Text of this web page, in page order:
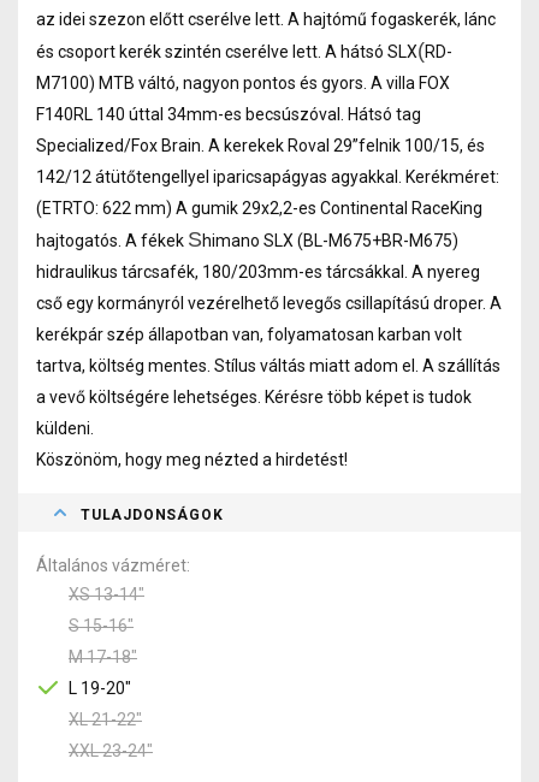
az idei szezon előtt cserélve lett. A hajtómű fogaskerék, lánc
és csoport kerék szintén cserélve lett. A hátsó SLX(RD-
M7100) MTB váltó, nagyon pontos és gyors. A villa FOX
F140RL 140 úttal 34mm-es becsúszóval. Hátsó tag
Specialized/Fox Brain. A kerekek Roval 29”felnik 100/15, és
142/12 átütőtengellyel iparicsapágyas agyakkal. Kerékméret:
(ETRTO: 622 mm) A gumik 29x2,2-es Continental RaceKing
hajtogatós. A fékek Shimano SLX (BL-M675+BR-M675)
hidraulikus tárcsafék, 180/203mm-es tárcsákkal. A nyereg
cső egy kormányról vezérelhető levegős csillapítású droper. A
kerékpár szép állapotban van, folyamatosan karban volt
tartva, költség mentes. Stílus váltás miatt adom el. A szállítás
a vevő költségére lehetséges. Kérésre több képet is tudok
küldeni.
Köszönöm, hogy meg nézted a hirdetést!
TULAJDONSÁGOK
Általános vázméret
XS 13-14"
S 15-16"
M 17-18"
L 19-20"
XL 21-22"
XXL 23-24"